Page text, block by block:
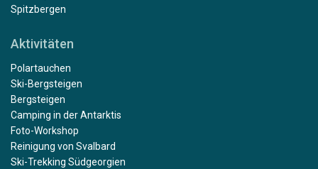
Spitzbergen
Aktivitäten
Polartauchen
Ski-Bergsteigen
Bergsteigen
Camping in der Antarktis
Foto-Workshop
Reinigung von Svalbard
Ski-Trekking Südgeorgien